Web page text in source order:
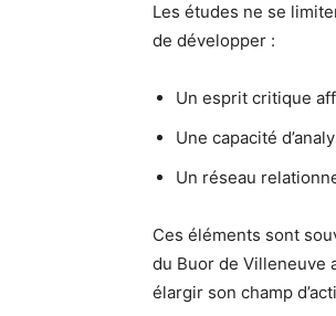
Les études ne se
de développer :
Un esprit critique
Une capacité
Un réseau
Ces éléments sont
du Buor de Villeneuve
élargir son champ